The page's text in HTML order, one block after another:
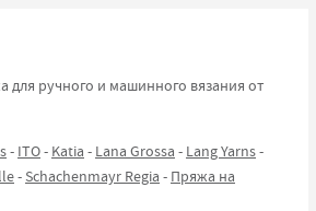
для ручного и машинного вязания от
- ITO- Katia - Lana Grossa - Lang Yarns-
- Schachenmayr Regia - Пряжа на